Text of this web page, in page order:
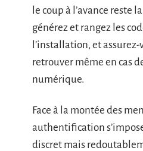
le coup à l’avance reste
générez et rangez les
l’installation, et
retrouver même en cas
numérique.
Face à la montée des
authentification
discret mais